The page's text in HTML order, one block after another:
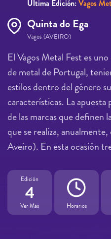
Última Edición:Vagos
Quinta do Ega
Vagos (AVEIRO)
El Vagos Metal Fest es
de metal de Portugal,
estilos dentro del género
características. La apuesta
de las marcas que definen
que se realiza,
Aveiro). En esta ocasión
Edición
4
Ver Más Horarios